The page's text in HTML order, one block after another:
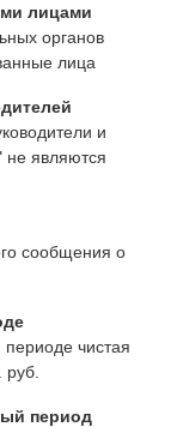
лицами
органов
лица
и
являются
сообщения о
чистая
период